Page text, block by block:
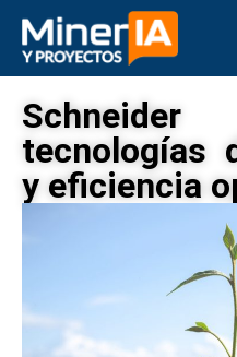
tecnologías
y eficiencia